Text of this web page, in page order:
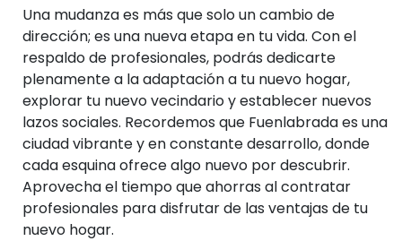
Una mudanza es más que solo un cambio de
dirección; es una nueva etapa en tu vida. Con el
respaldo de profesionales, podrás dedicarte
plenamente a la adaptación a tu nuevo hogar,
explorar tu nuevo vecindario y establecer nuevos
lazos sociales. Recordemos que Fuenlabrada es una
ciudad vibrante y en constante desarrollo, donde
cada esquina ofrece algo nuevo por descubrir.
Aprovecha el tiempo que ahorras al contratar
profesionales para disfrutar de las ventajas de tu
nuevo hogar.